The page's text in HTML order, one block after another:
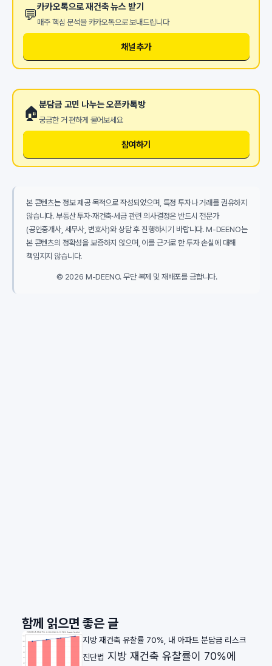
💬카카오톡으로 재건축 뉴스 받기
매주 핵심 분석을 카카오톡으로 보내드립니다
채널 추가
🏠분담금 고민 나누는 오픈카톡방
궁금한 거 편하게 물어보세요
참여하기
본 콘텐츠는 정보 제공 목적으로 작성되었으며, 특정 투자나 거래를 권유하지
않습니다. 부동산 투자·재건축·세금 관련 의사결정은 반드시 전문가
(공인중개사, 세무사, 변호사)와 상담 후 진행하시기 바랍니다. M-DEENO는
본 콘텐츠의 정확성을 보증하지 않으며, 이를 근거로 한 투자 손실에 대해
책임지지 않습니다.
© 2026 M-DEENO. 무단 복제 및 재배포를 금합니다.
함께 읽으면 좋은 글
지방 재건축 유찰률 70%, 내 아파트 분담금 리스크
진단법 지방 재건축 유찰률이 70%에